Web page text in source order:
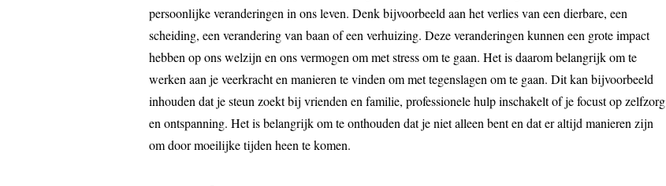
persoonlijke veranderingen in ons leven. Denk bijvoorbeeld aan het verlies van een dierbare, een
scheiding, een verandering van baan of een verhuizing. Deze veranderingen kunnen een grote impact
hebben op ons welzijn en ons vermogen om met stress om te gaan. Het is daarom belangrijk om te
werken aan je veerkracht en manieren te vinden om met tegenslagen om te gaan. Dit kan bijvoorbeeld
inhouden dat je steun zoekt bij vrienden en familie, professionele hulp inschakelt of je focust op zelfzorg
en ontspanning. Het is belangrijk om te onthouden dat je niet alleen bent en dat er altijd manieren zijn
om door moeilijke tijden heen te komen.